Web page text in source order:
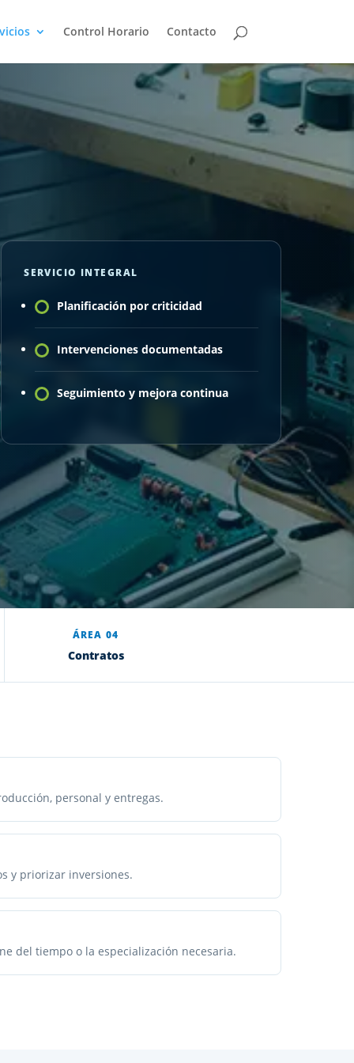
Control Horario Contacto
SERVICIO INTEGRAL
Planificación por criticidad
Intervenciones documentadas
Seguimiento y mejora continua
ÁREA 04
Contratos
personal y entregas.
y priorizar inversiones.
del tiempo o la especialización necesaria.